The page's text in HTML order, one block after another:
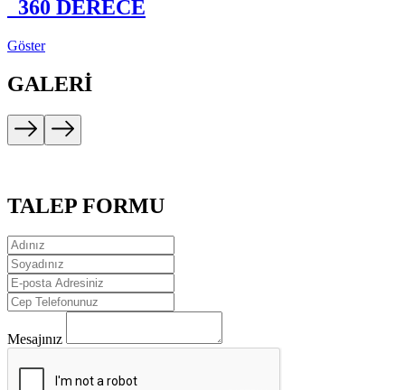
360 DERECE
Göster
GALERİ
TALEP FORMU
Mesajınız